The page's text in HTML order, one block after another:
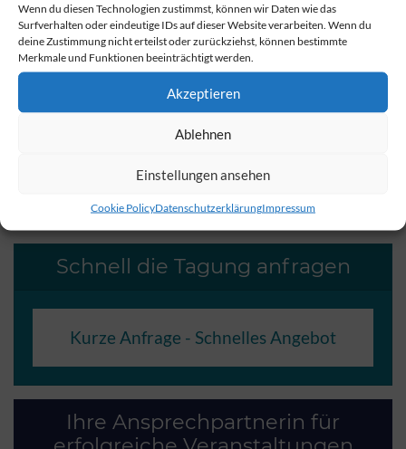
Wenn du diesen Technologien zustimmst, können wir Daten wie das
Surfverhalten oder eindeutige IDs auf dieser Website verarbeiten. Wenn du
deine Zustimmung nicht erteilst oder zurückziehst, können bestimmte
Merkmale und Funktionen beeinträchtigt werden.
Akzeptieren
Ablehnen
Einstellungen ansehen
Cookie PolicyDatenschutzerklärungImpressum
Ausklang eines erfolgreichen Seminartages.
Gerne reservieren wir dieses exklusive Erlebnis für Ihre
Gruppe.
Schnell die Tagung anfragen
Kurze Anfrage - Schnelles Angebot
Ihre Ansprechpartnerin für